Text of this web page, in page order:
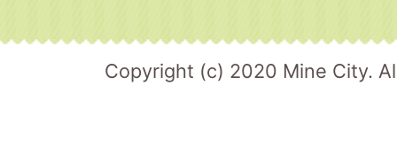
Copyright (c) 2020 Mine City.